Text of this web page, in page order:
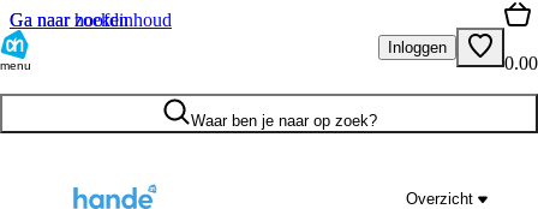
Ga naar hoofdinhoud
Ga naar zoeken
menu
Inloggen
0.00
Waar ben je naar op zoek?
Overzicht